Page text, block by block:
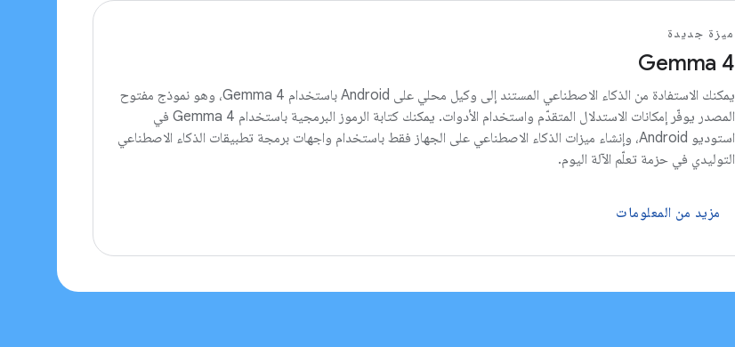
ميزة جديدة
Gemma 4
يمكنك الاستفادة من الذكاء الاصطناعي المستند إلى وكيل محلي على Android باستخدام Gemma 4، وهو نموذج مفتوح
المصدر يوفّر إمكانات الاستدلال المتقدّم واستخدام الأدوات. يمكنك كتابة الرموز البرمجية باستخدام Gemma 4 في
استوديو Android، وإنشاء ميزات الذكاء الاصطناعي على الجهاز فقط باستخدام واجهات برمجة تطبيقات الذكاء الاصطناعي
التوليدي في حزمة تعلّم الآلة اليوم.
مزيد من المعلومات